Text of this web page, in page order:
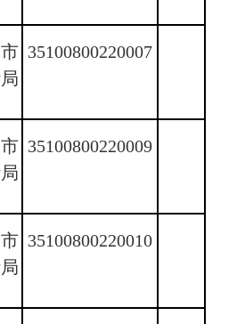
35100800220007
35100800220009
35100800220010